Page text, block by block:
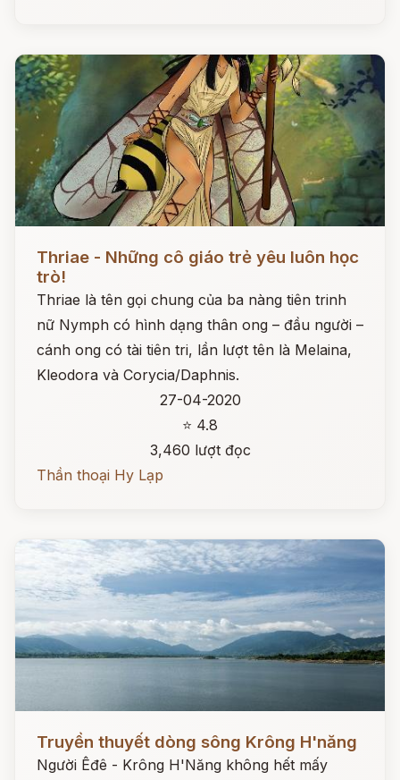
Thriae - Những cô giáo trẻ yêu luôn học
trò!
Thriae là tên gọi chung của ba nàng tiên trinh
nữ Nymph có hình dạng thân ong – đầu người –
cánh ong có tài tiên tri, lần lượt tên là Melaina,
Kleodora và Corycia/Daphnis.
27-04-2020
⭐ 4.8
3,460 lượt đọc
Thần thoại Hy Lạp
Đọc ngay
Truyền thuyết dòng sông Krông H'năng
Người Êđê - Krông H'Năng không hết mấy